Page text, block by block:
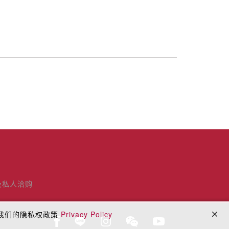
人洽购
们的隐私权政策 Privacy Policy